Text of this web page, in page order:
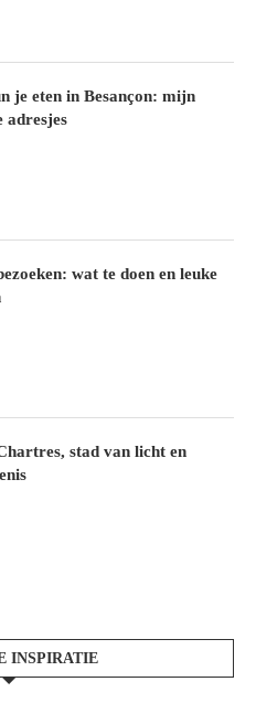
je eten in Besançon: mijn
adresjes
wat te doen en leuke
stad van licht en
INSPIRATIE